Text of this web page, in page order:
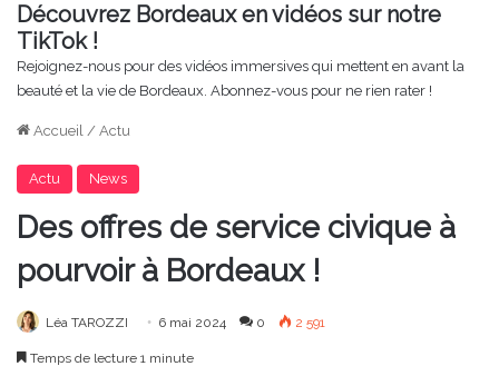
Découvrez Bordeaux en vidéos sur notre
TikTok !
Rejoignez-nous pour des vidéos immersives qui mettent en avant la
beauté et la vie de Bordeaux. Abonnez-vous pour ne rien rater !
Accueil / Actu
Actu News
Des offres de service civique à
pourvoir à Bordeaux !
Léa TAROZZI 6 mai 2024 0 2 591
Temps de lecture 1 minute